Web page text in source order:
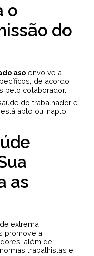
o
do
aso envolve a
de acordo
pelo colaborador.
do trabalhador e
apto ou inapto
as
extrema
promove a
além de
trabalhistas e